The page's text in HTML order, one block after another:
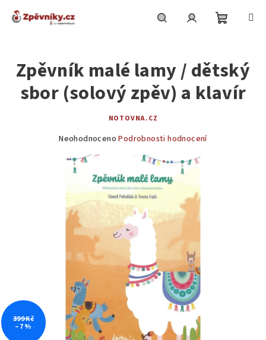
košík
Zpěvník malé lamy / dětský
sbor (solový zpěv) a klavír
NOTOVNA.CZ
Průměrné
produktu
hvězdiček.
Neohodnoceno Podrobnosti hodnocení
399 Kč
–7 %